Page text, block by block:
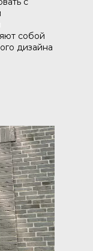
собой
дизайна